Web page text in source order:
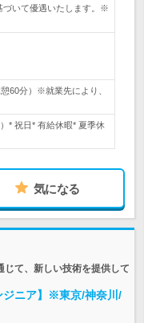
づいて優遇いたします。※
60分）※就業先により、
* 祝日* 有給休暇* 夏季休
気になる
て、新しい技術を提供して
ジニア】※東京/神奈川/